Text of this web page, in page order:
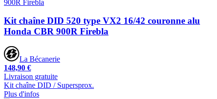
Kit chaîne DID 520 type VX2 16/42 couronne alu
Honda CBR 900R Firebla
La Bécanerie
148,90 €
Livraison gratuite
Kit chaîne DID / Supersprox.
Plus d'infos